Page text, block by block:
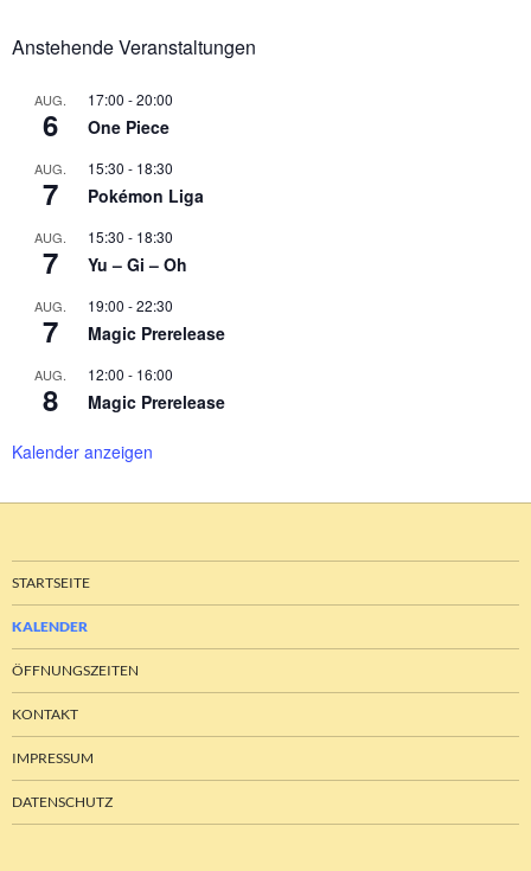
Anstehende Veranstaltungen
AUG.
6
17:00 -20:00
One Piece
AUG.
7
15:30 - 18:30
Pokémon Liga
AUG.
7
15:30 - 18:30
Yu – Gi – Oh
AUG.
7
19:00 -22:30
Magic Prerelease
AUG.
8
12:00 - 16:00
Magic Prerelease
Kalender anzeigen
STARTSEITE
KALENDER
ÖFFNUNGSZEITEN
KONTAKT
IMPRESSUM
DATENSCHUTZ